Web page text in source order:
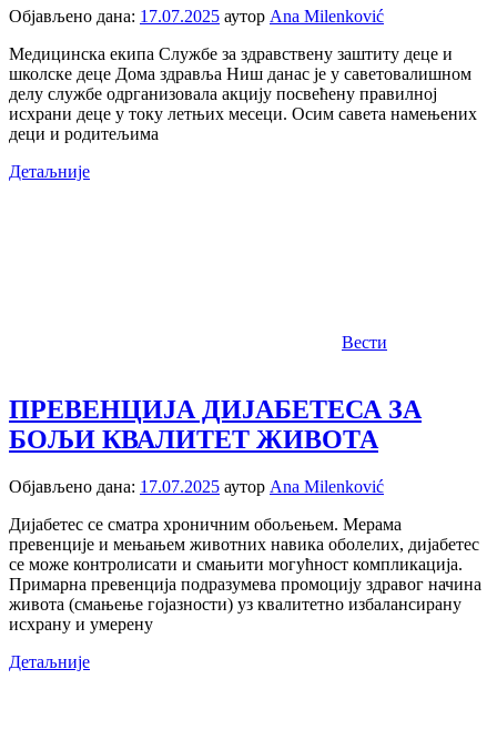
Објављено дана: 17.07.2025 аутор Ana Milenković
Медицинска екипа Службе за здравствену заштиту деце и
школске деце Дома здравља Ниш данас је у саветовалишном
делу службе одрганизовала акцију посвећену правилној
исхрани деце у току летњих месеци. Осим савета намењених
деци и родитељима
Детаљније
Вести
ПРЕВЕНЦИЈА ДИЈАБЕТЕСА ЗА
БОЉИ КВАЛИТЕТ ЖИВОТА
Објављено дана: 17.07.2025 аутор Ana Milenković
Дијабетес се сматра хроничним обољењем. Мерама
превенције и мењањем животних навика оболелих, дијабетес
се може контролисати и смањити могућност компликација.
Примарна превенција подразумева промоцију здравог начина
живота (смањење гојазности) уз квалитетно избалансирану
исхрану и умерену
Детаљније